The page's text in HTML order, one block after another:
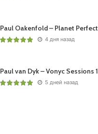
Paul Oakenfold – Planet
4 дня назад
Paul van Dyk – Vonyc Sessions
5 дней назад